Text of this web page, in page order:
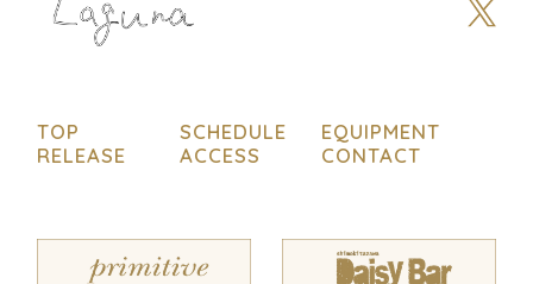
TOP SCHEDULE
EQUIPMENT
RELEASE
ACCESS CONTACT